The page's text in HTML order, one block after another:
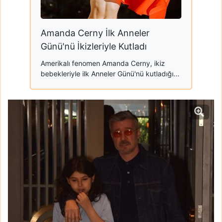
Amanda Cerny İlk Anneler
Günü'nü İkizleriyle Kutladı
Amerikalı fenomen Amanda Cerny, ikiz
bebekleriyle ilk Anneler Günü'nü kutladığı...